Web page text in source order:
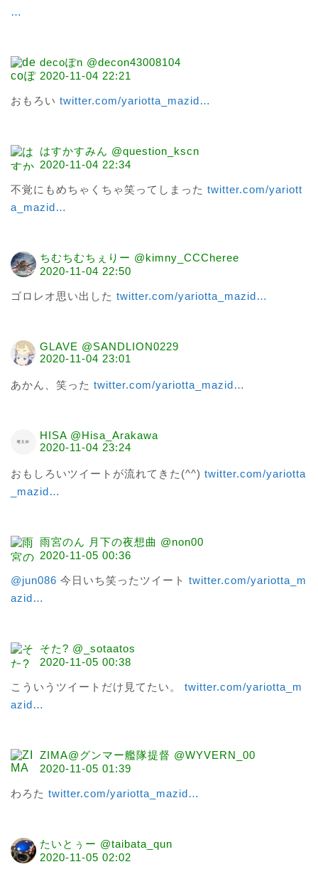
…
decoぽn @decon43008104
2020-11-04 22:21
おもろい twitter.com/yariotta_mazid…
はすかすみん @question_kscn
2020-11-04 22:34
不覚にもめちゃくちゃ笑ってしまった twitter.com/yariott
a_mazid…
ちむちむちぇりー @kimny_CCCheree
2020-11-04 22:50
ゴロレオ思い出した twitter.com/yariotta_mazid…
GLAVE @SANDLION0229
2020-11-04 23:01
あかん、笑った twitter.com/yariotta_mazid…
HISA @Hisa_Arakawa
2020-11-04 23:24
おもしろいツイートが流れてきた(^^) twitter.com/yariotta
_mazid…
雨宮のん 月下の夜想曲 @non00
2020-11-05 00:36
@jun086 今日いち笑ったツイート twitter.com/yariotta_m
azid…
そた? @_sotaatos
2020-11-05 00:38
こういうツイートだけ見てたい。 twitter.com/yariotta_m
azid…
ZIMA@グンマー艦隊提督 @WYVERN_00
2020-11-05 01:39
わろた twitter.com/yariotta_mazid…
たいとぅー @taibata_qun
2020-11-05 02:02